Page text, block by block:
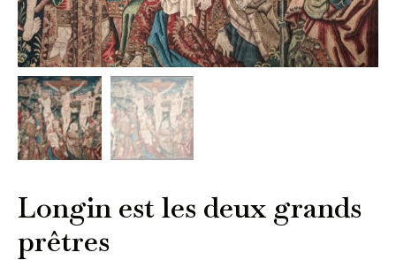
Longin est les deux grands
prêtres